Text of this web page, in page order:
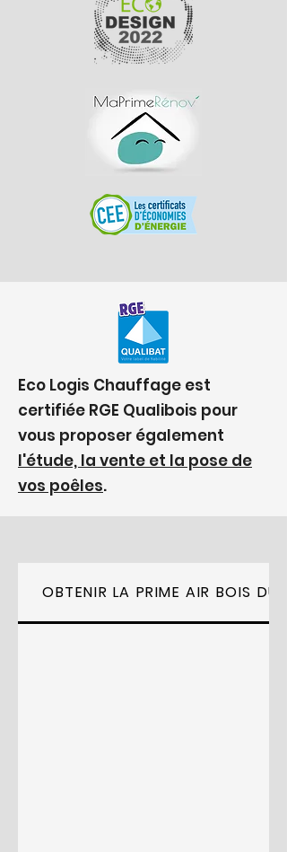
Eco Logis Chauffage est
certifiée RGE Qualibois pour
vous proposer également
l'étude, la vente et la pose de
vos poêles.
OBTENIR LA PRIME AIR BOIS DU